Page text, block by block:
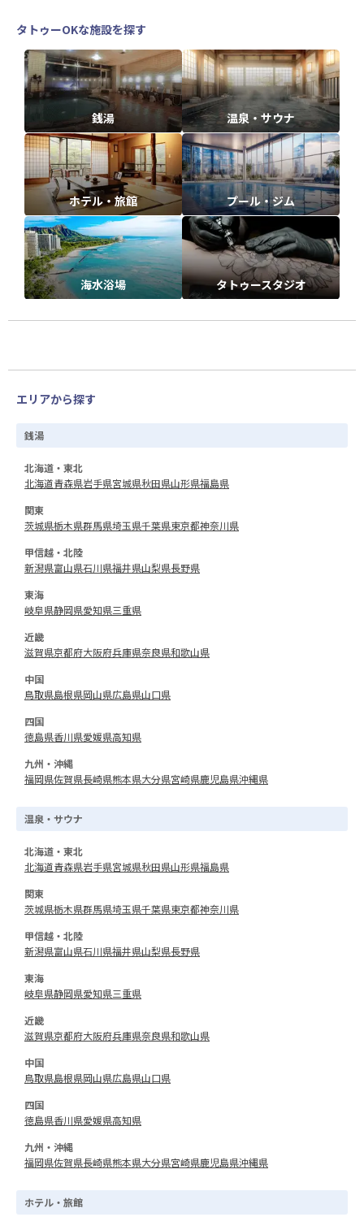
タトゥーOKな施設を探す
銭湯 温泉・サウナ
ホテル・旅館 プール・ジム
海水浴場 タトゥースタジオ
エリアから探す
銭湯
北海道・東北
北海道青森県岩手県宮城県秋田県山形県福島県
関東
茨城県栃木県群馬県埼玉県千葉県東京都神奈川県
甲信越・北陸
新潟県富山県石川県福井県山梨県長野県
東海
岐阜県静岡県愛知県三重県
近畿
滋賀県京都府大阪府兵庫県奈良県和歌山県
中国
鳥取県島根県岡山県広島県山口県
四国
徳島県香川県愛媛県高知県
九州・沖縄
福岡県佐賀県長崎県熊本県大分県宮崎県鹿児島県沖縄県
温泉・サウナ
北海道・東北
北海道青森県岩手県宮城県秋田県山形県福島県
関東
茨城県栃木県群馬県埼玉県千葉県東京都神奈川県
甲信越・北陸
新潟県富山県石川県福井県山梨県長野県
東海
岐阜県静岡県愛知県三重県
近畿
滋賀県京都府大阪府兵庫県奈良県和歌山県
中国
鳥取県島根県岡山県広島県山口県
四国
徳島県香川県愛媛県高知県
九州・沖縄
福岡県佐賀県長崎県熊本県大分県宮崎県鹿児島県沖縄県
ホテル・旅館